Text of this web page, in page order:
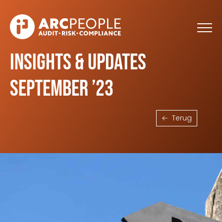
Insights & Updates
september ’23
Terug